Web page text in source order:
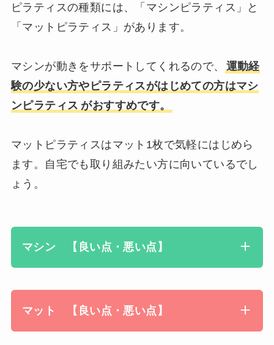
ピラティスの種類には、「マシンピラティス」と
「マットピラティス」があります。
マシンが動きをサポートしてくれるので、
運動経
験の少ない方やピラティスがはじめての方はマシ
ンピラテ ィス がおすすめです。
マットピラティスはマット1枚で気軽にはじめら
ます。自宅でも取り組みたい方に向いているでし
ょう。
マシン 【良い点・悪い点】
マット 【良い点・悪い点】